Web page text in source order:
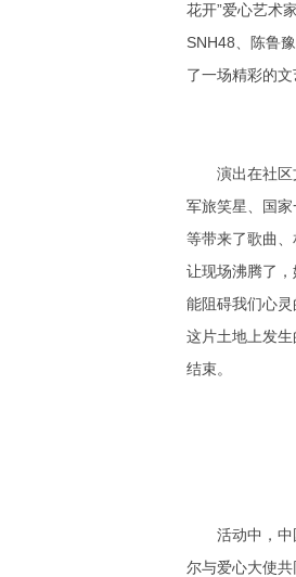
花开”爱心艺术
SNH48、陈鲁
了一场精彩的文
演出在社
军旅笑星、国
等带来了歌曲
让现场沸腾了
能阻碍我们心
这片土地上发
结束。
活动中，
尔与爱心大使